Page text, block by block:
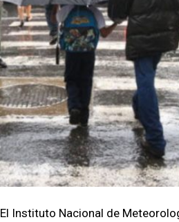
El Instituto Nacional de